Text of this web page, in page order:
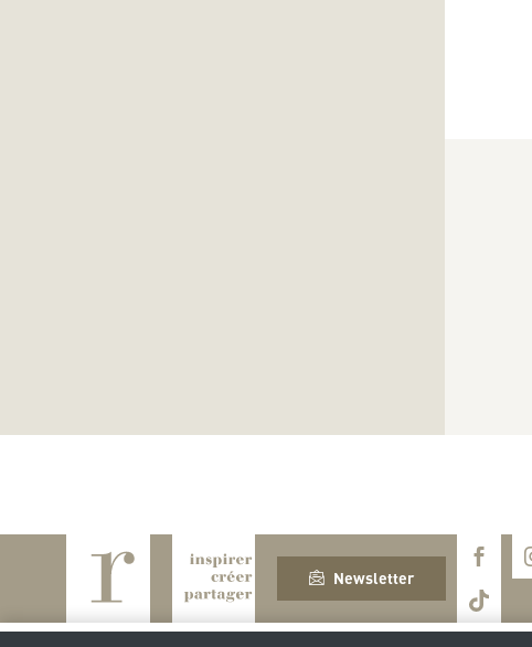
Newsletter